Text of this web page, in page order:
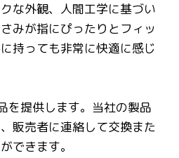
な外観、人間工学に基づい
みが指にぴったりとフィッ
持っても非常に快適に感じ
を提供します。当社の製品
販売者に連絡して交換また
できます。